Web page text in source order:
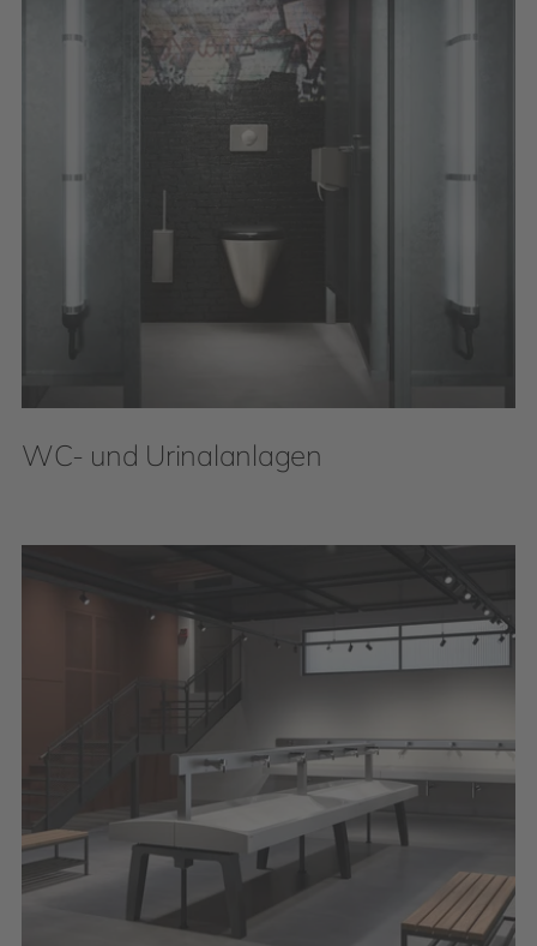
WC- und Urinalanlagen